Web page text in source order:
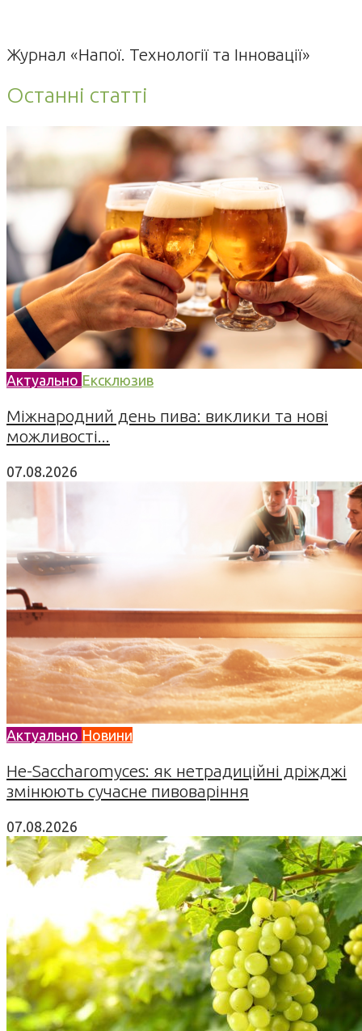
Журнал «Напої. Технології та Інновації»
Останні статті
Актуально Ексклюзив
Міжнародний день пива: виклики та нові
можливості...
07.08.2026
Актуально Новини
Не-Saccharomyces: як нетрадиційні дріжджі
змінюють сучасне пивоваріння
07.08.2026